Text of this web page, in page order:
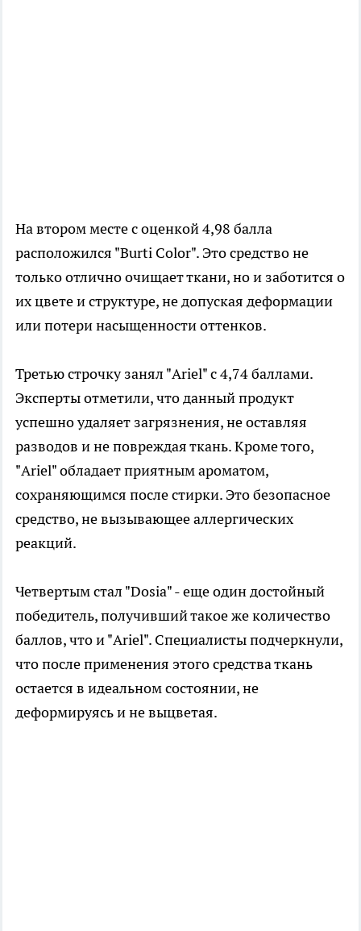
На втором месте с оценкой 4,98 балла
расположился "Burti Color". Это средство не
только отлично очищает ткани, но и заботится о
их цвете и структуре, не допуская деформации
или потери насыщенности оттенков.
Третью строчку занял "Ariel" с 4,74 баллами.
Эксперты отметили, что данный продукт
успешно удаляет загрязнения, не оставляя
разводов и не повреждая ткань. Кроме того,
"Ariel" обладает приятным ароматом,
сохраняющимся после стирки. Это безопасное
средство, не вызывающее аллергических
реакций.
Четвертым стал "Dosia" - еще один достойный
победитель, получивший такое же количество
баллов, что и "Ariel". Специалисты подчеркнули,
что после применения этого средства ткань
остается в идеальном состоянии, не
деформируясь и не выцветая.